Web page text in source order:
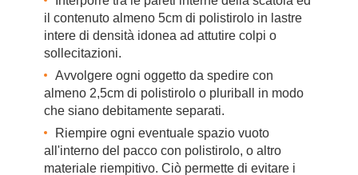
il contenuto almeno 5cm di polistirolo in lastre
intere di densità idonea ad attutire colpi o
sollecitazioni.
Avvolgere ogni oggetto da spedire con
almeno 2,5cm di polistirolo o pluriball in modo
che siano debitamente separati.
Riempire ogni eventuale spazio vuoto
all'interno del pacco con polistirolo, o altro
materiale riempitivo. Ciò permette di evitare i